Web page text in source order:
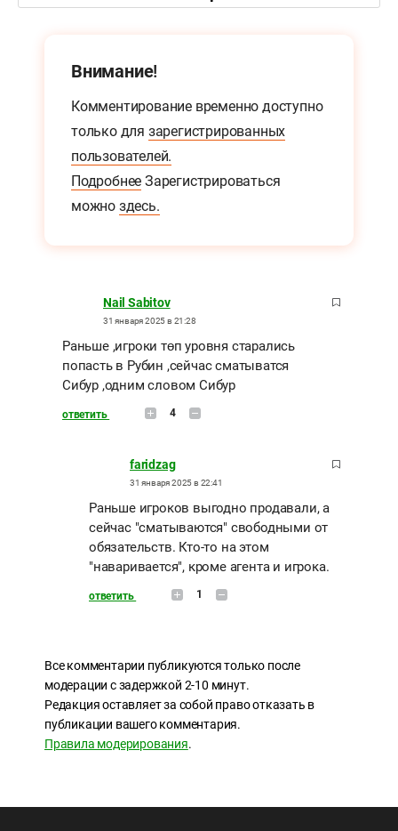
Внимание!
Комментирование временно доступно
только для зарегистрированных
пользователей.
Подробнее Зарегистрироваться
можно здесь.
Nail Sabitov
31 января 2025 в 21:28
Раньше ,игроки төп уровня старались
попасть в Рубин ,сейчас сматыватся
Сибур ,одним словом Сибур
ответить 4
faridzag
31 января 2025 в 22:41
Раньше игроков выгодно продавали, а
сейчас "сматываются" свободными от
обязательств. Кто-то на этом
"наваривается", кроме агента и игрока.
ответить 1
Все комментарии публикуются только после
модерации с задержкой 2-10 минут.
Редакция оставляет за собой право отказать в
публикации вашего комментария.
Правила модерирования.